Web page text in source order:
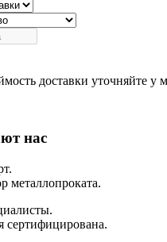
доставки уточняйте у
нас
металлопроката.
сертифицирована.